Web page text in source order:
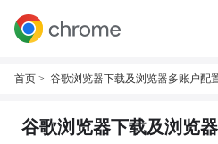
首页 > 谷歌浏览器下载及浏览器多账户配
谷歌浏览器下载及浏览